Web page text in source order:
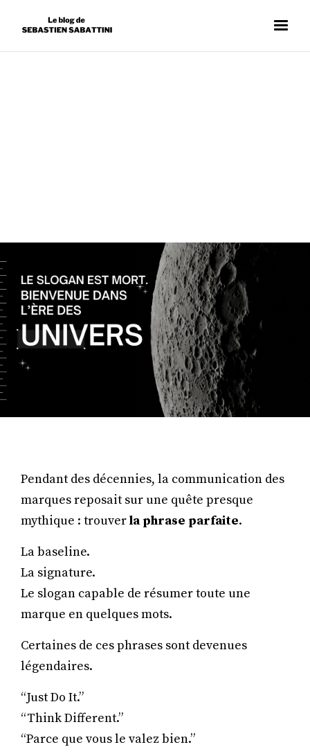
Pendant des décennies, la communication des
marques reposait sur une quête presque
mythique : trouverla phrase parfaite.
La baseline.
La signature.
Le slogan capable de résumer toute une
marque en quelques mots.
Certaines de ces phrases sont devenues
légendaires.
“Just Do It.”
“Think Different.”
“Parce que vous le valez bien.”